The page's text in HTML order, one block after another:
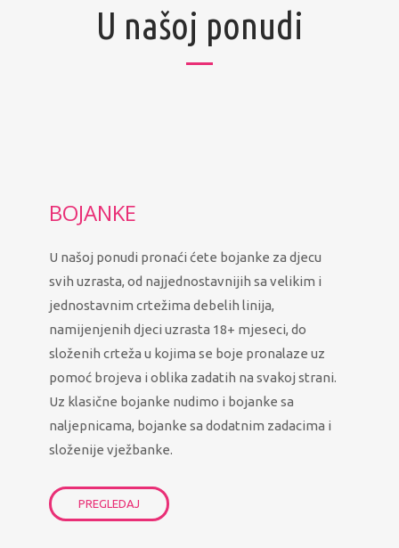
U našoj ponudi
BOJANKE
U našoj ponudi pronaći ćete bojanke za djecu
svih uzrasta, od najjednostavnijih sa velikim i
jednostavnim crtežima debelih linija,
namijenjenih djeci uzrasta 18+ mjeseci, do
složenih crteža u kojima se boje pronalaze uz
pomoć brojeva i oblika zadatih na svakoj strani.
Uz klasične bojanke nudimo i bojanke sa
naljepnicama, bojanke sa dodatnim zadacima i
složenije vježbanke.
PREGLEDAJ